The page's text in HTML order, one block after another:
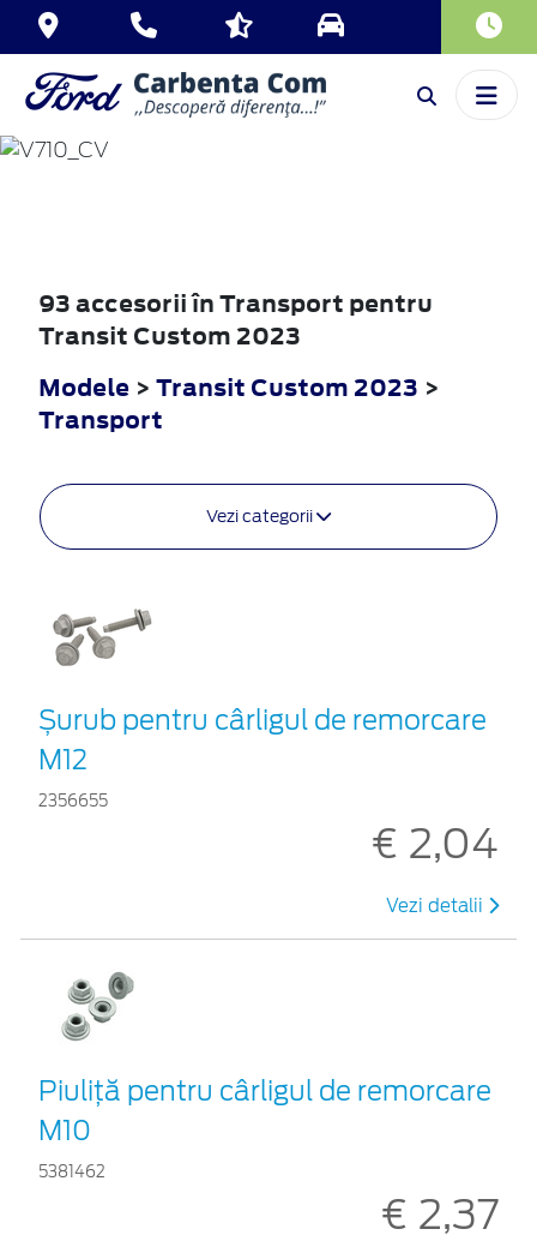
TRANSIT
CUSTOM
93 accesorii în Transport pentru
Transit Custom 2023
Modele > Transit Custom 2023 >
Transport
Vezi categorii
Șurub pentru cârligul de remorcare
M12
2356655
€ 2,04
Vezi detalii
Piuliță pentru cârligul de remorcare
M10
5381462
€ 2,37